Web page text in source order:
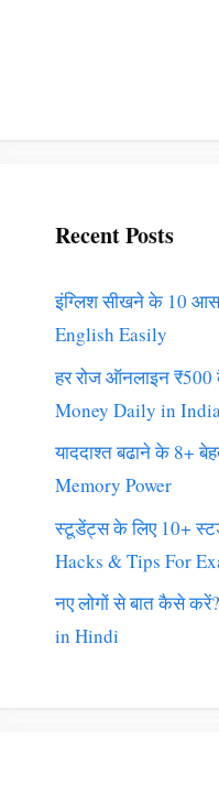
Recent Posts
इंग्लिश सीखने के 10
English Easily
हर रोज ऑनलाइन
Money Daily in
याददाश्त बढाने के 8+
Memory Power
स्टूडेंट्स के लिए 10+
Hacks & Tips For
नए लोगों से बात कैसे
in Hindi